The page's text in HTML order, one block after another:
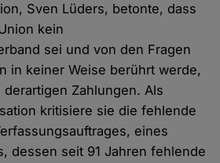
Sven Lüders, betonte, dass
kein
sei und von den Fragen
in keiner Weise berührt werde,
Zahlungen. Als
kritisiere sie die fehlende
eines
dessen seit 91 Jahren fehlende